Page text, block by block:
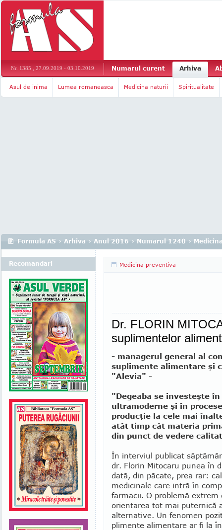
Nr. 1385 , 27.09.2019 - 03.10.2019 Numarul curent Arhiva
Asul de inima Lumea romaneasca Medicina naturii Spiritualitate
Formula AS › Arhiva › Anul 2016 › Numarul 1240 ›
Medicina preventiva
Dr. FLORIN
suplimentelor
- managerul general al
suplimente alimentare şi
"Alevia" -
"Degeaba se investeşte
ultramoderne şi în
producţie la cele mai
atât timp cât materia
din punct de vedere
În interviul publicat
dr. Florin Mitocaru punea în
dată, din păcate, prea rar:
medicinale care intră în
farmacii. O problemă
orientarea tot mai puter­nică
alternative. Un fe­no­men
plimente alimen­tare ar fi la
Recomandari